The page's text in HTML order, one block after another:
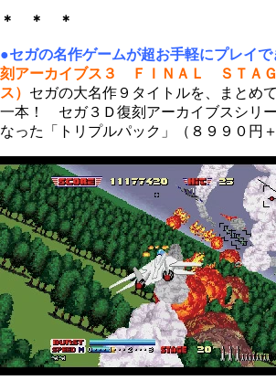
＊ ＊ ＊
●セガの名作ゲームが超お手軽にプレイで
刻アーカイブス３ ＦＩＮＡＬ ＳＴＡＧ
ス） セガの大名作９タイトルを、まとめ
一本！ セガ３Ｄ復刻アーカイブスシリ
なった「トリプルパック」（８９９０円